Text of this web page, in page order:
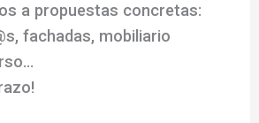
a propuestas concretas:
fachadas, mobiliario